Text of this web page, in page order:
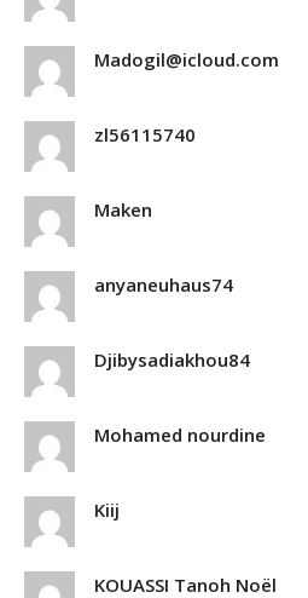
Madogil@icloud.com
zl56115740
Maken
anyaneuhaus74
Djibysadiakhou84
Mohamed nourdine
Kiij
KOUASSI Tanoh Noël